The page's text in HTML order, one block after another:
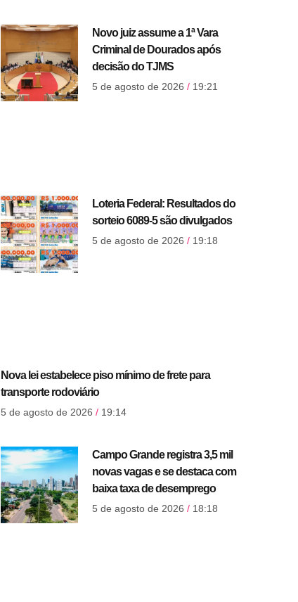
Novo juiz assume a 1ª Vara
Criminal de Dourados após
decisão do TJMS
5 de agosto de 2026 19:21
Loteria Federal: Resultados do
sorteio 6089-5 são divulgados
5 de agosto de 2026 19:18
Nova lei estabelece piso mínimo de frete para
transporte rodoviário
5 de agosto de 2026 19:14
Campo Grande registra 3,5 mil
novas vagas e se destaca com
baixa taxa de desemprego
5 de agosto de 2026 18:18